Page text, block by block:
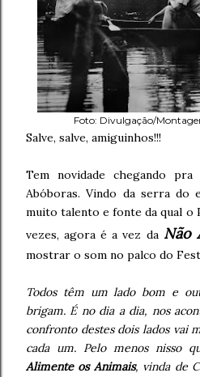
Foto: Divulgação/
Salve, salve, amiguinhos!!!
Tem novidade chegando
Abóboras. Vindo da serra do
muito talento e fonte da qual o
vezes, agora é a vez da Não
mostrar o som no palco do
Todos têm um lado bom e
brigam. É no dia a dia, nos
confronto destes dois lados vai
cada um. Pelo menos nisso
Alimente os Animais, vinda de